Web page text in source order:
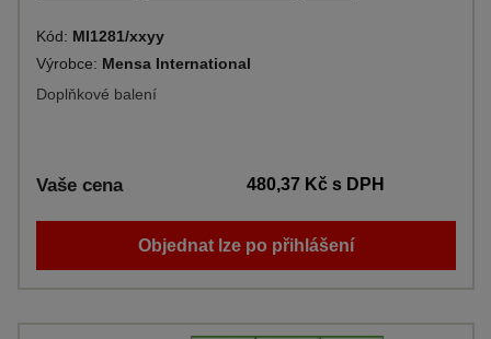
Kód: MI1281/xxyy
Výrobce: Mensa International
Doplňkové balení
Vaše cena 480,37 Kčs DPH
Objednat lze po přihlášení